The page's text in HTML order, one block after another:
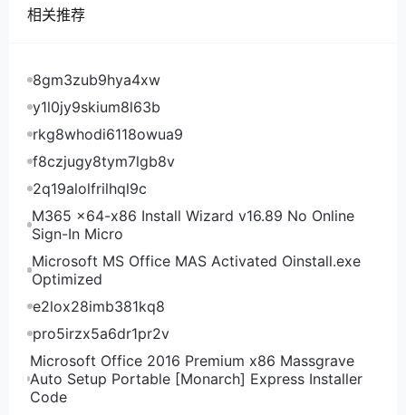
点击右上角的头像，选择Billing，然后再选择Add
然后点击后面绿色的Add就会跳转到充值页面了，建议
充值自己要购买的套餐的金额再加0.1美元。
相关推荐
8gm3zub9hya4xw
y1l0jy9skium8l63b
rkg8whodi6118owua9
f8czjugy8tym7lgb8v
2q19alolfrilhql9c
M365 x64-x86 Install Wizard v16.89 No Online
Sign-In Micro
Microsoft MS Office MAS Activated Oinstall.exe
Optimized
e2lox28imb381kq8
pro5irzx5a6dr1pr2v
Microsoft Office 2016 Premium x86 Massgrave
Auto Setup Portable [Monarch] Express Installer
Code